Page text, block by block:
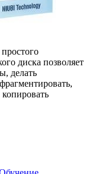
диска позволяет
делать